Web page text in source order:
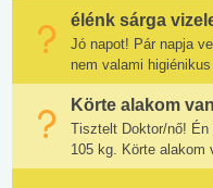
élénk sárga
Jó napot! Pár napja
nem valami higiénikus
Körte alakom
Tisztelt Doktor/nő!
105 kg. Körte alakom